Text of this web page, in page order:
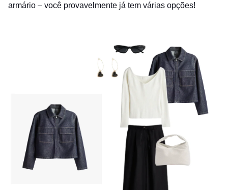
armário – você provavelmente já tem várias opções!